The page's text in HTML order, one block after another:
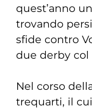
quest’anno
trovando
sfide contro
due derby col
Nel corso
trequarti, il